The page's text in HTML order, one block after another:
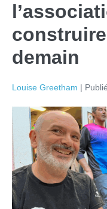
demain
Louise Greetham |